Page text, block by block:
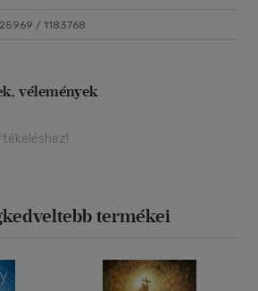
/ 1183768
vélemények
termékei